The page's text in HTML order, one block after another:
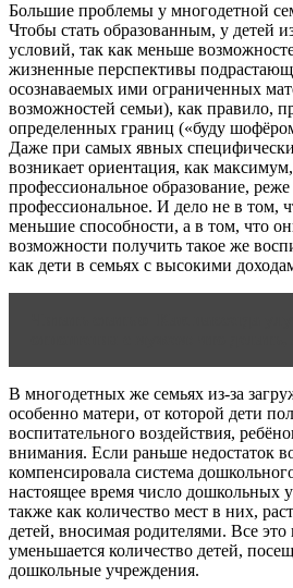
Большие проблемы у многодетной
Чтобы стать образованным, у детей
условий, так как меньше
жизненные перспективы
осознаваемых ими ограниченных
возможностей семьи), как правило,
определенных границ («буду
Даже при самых явных
возникает ориентация, как
профессиональное образование,
профессиональное. И дело не в том,
меньшие способности, а в том, что
возможности получить такое же
как дети в семьях с высокими
В многодетных же семьях из-за
особенно матери, от которой дети
воспитательного воздействия,
внимания. Если раньше недостаток
компенсировала система
настоящее время число дошкольных
также как количество мест в них,
детей, вносимая родителями. Все это
уменьшается количество детей,
дошкольные учреждения.